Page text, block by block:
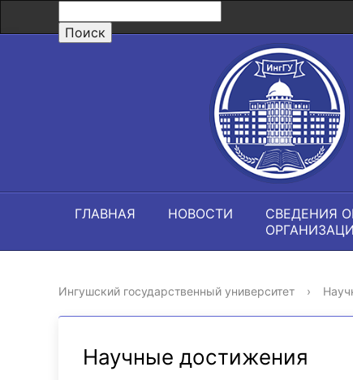
ГЛАВНАЯ НОВОСТИ
СВЕДЕНИЯ
Ингушский государственный университет ›
Научные достижения